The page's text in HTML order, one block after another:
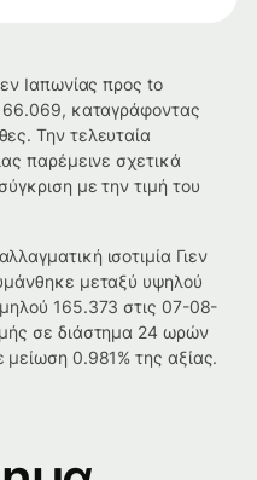
Ιαπωνίας προς to
καταγράφοντας
Την τελευταία
παρέμεινε σχετικά
με την τιμή του
ισοτιμία Γιεν
μεταξύ υψηλού
165.373 στις 07-08-
σε διάστημα 24 ωρών
0.981% της αξίας.